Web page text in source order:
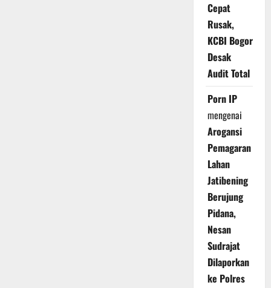
Cepat
Rusak,
KCBI Bogor
Desak
Audit Total
Porn IP
mengenai
Arogansi
Pemagaran
Lahan
Jatibening
Berujung
Pidana,
Nesan
Sudrajat
Dilaporkan
ke Polres